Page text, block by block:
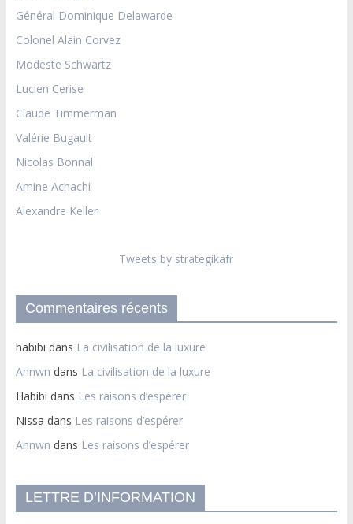
Général Dominique Delawarde
Colonel Alain Corvez
Modeste Schwartz
Lucien Cerise
Claude Timmerman
Valérie Bugault
Nicolas Bonnal
Amine Achachi
Alexandre Keller
Tweets by strategikafr
Commentaires récents
habibi dans La civilisation de la luxure
Annwn dans La civilisation de la luxure
Habibi dans Les raisons d’espérer
Nissa dans Les raisons d’espérer
Annwn dans Les raisons d’espérer
LETTRE D’INFORMATION